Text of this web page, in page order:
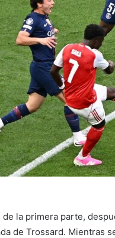
la primera parte,
de Trossard. Mientras